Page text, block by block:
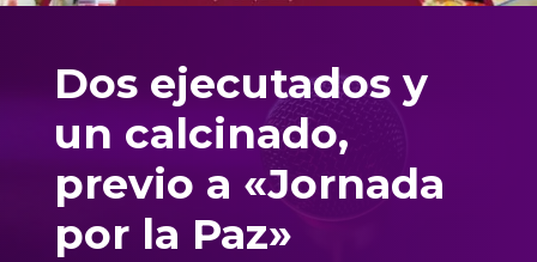
vídeo
Dos ejecutados y
un calcinado,
previo a «Jornada
por la Paz»